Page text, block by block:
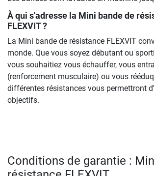
À qui s'adresse la Mini bande de
FLEXVIT ?
La Mini bande de résistance FLEXVIT
monde. Que vous soyez débutant ou
vous souhaitiez vous échauffer, vous
(renforcement musculaire) ou vous
différentes résistances vous permettront
objectifs.
Conditions de garantie :